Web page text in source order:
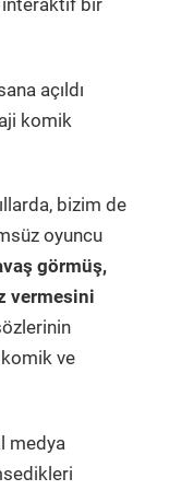
interaktif bir
açıldı
komik
bizim de
oyuncu
görmüş,
vermesini
komik ve
medya